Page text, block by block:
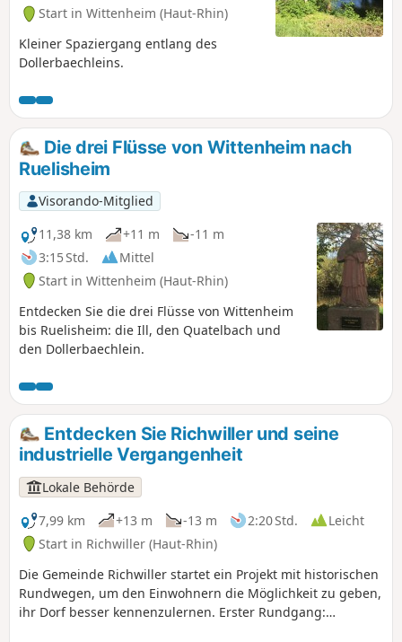
Start in Wittenheim (Haut-Rhin)
Kleiner Spaziergang entlang des
Dollerbaechleins.
Die drei Flüsse von Wittenheim nach
Ruelisheim
Visorando-Mitglied
11,38 km
+11 m
-11 m
3:15 Std.
Mittel
Start in Wittenheim (Haut-Rhin)
Entdecken Sie die drei Flüsse von Wittenheim
bis Ruelisheim: die Ill, den Quatelbach und
den Dollerbaechlein.
Entdecken Sie Richwiller und seine
industrielle Vergangenheit
Lokale Behörde
7,99 km
+13 m -13 m 2:20 Std.
Leicht
Start in Richwiller (Haut-Rhin)
Die Gemeinde Richwiller startet ein Projekt mit historischen
Rundwegen, um den Einwohnern die Möglichkeit zu geben,
ihr Dorf besser kennenzulernen. Erster Rundgang: